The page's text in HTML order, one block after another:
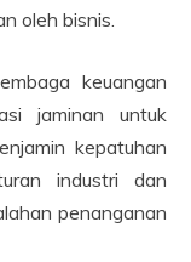
oleh bisnis.
keuangan
jaminan untuk
kepatuhan
industri dan
penanganan